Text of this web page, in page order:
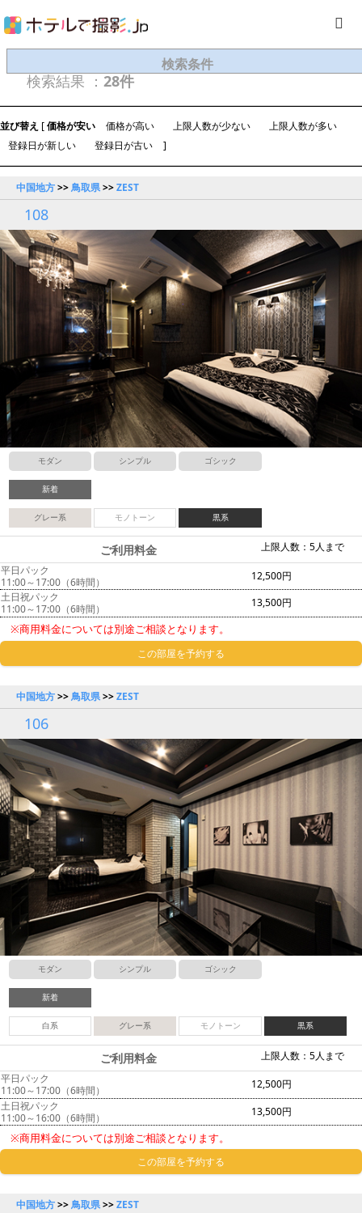
検索条件
検索結果 ： 28件
並び替え [価格が安い 価格が高い 上限人数が少ない
上限人数が多い
登録日が新しい
登録日が古い ]
中国地方>>鳥取県>>ZEST
108
モダン シンプル ゴシック
新着
グレー系 モノトーン 黒系
上限人数：5人まで
ご利用料金
平日パック
11:00～17:00（6時間）
12,500円
土日祝パック
11:00～17:00（6時間）
13,500円
※商用料金については別途ご相談となります。
この部屋を予約する
中国地方>>鳥取県>>ZEST
106
モダン シンプル ゴシック
新着
白系 グレー系 モノトーン 黒系
上限人数：5人まで
ご利用料金
平日パック
11:00～17:00（6時間）
12,500円
土日祝パック
11:00～16:00（6時間）
13,500円
※商用料金については別途ご相談となります。
この部屋を予約する
中国地方>>鳥取県>>ZEST